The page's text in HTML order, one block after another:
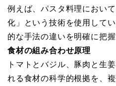
例えば、パスタ料理におい
化」という技術を使用して
的な手法の違いを明確に把握
食材の組み合わせ原理
トマトとバジル、豚肉と生
れる食材の科学的根拠を、